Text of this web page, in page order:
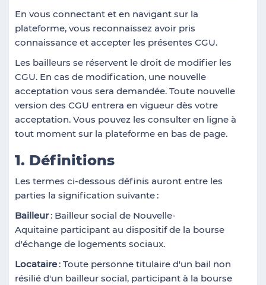
En vous connectant et en navigant sur la
plateforme, vous reconnaissez avoir pris
connaissance et accepter les présentes CGU.
Les bailleurs se réservent le droit de modifier les
CGU. En cas de modification, une nouvelle
acceptation vous sera demandée. Toute nouvelle
version des CGU entrera en vigueur dès votre
acceptation. Vous pouvez les consulter en ligne à
tout moment sur la plateforme en bas de page.
1. Définitions
Les termes ci-dessous définis auront entre les
parties la signification suivante:
Bailleur: Bailleur social de Nouvelle-
Aquitaine participant au dispositif de la bourse
d'échange de logements sociaux.
Locataire: Toute personne titulaire d'un bail non
résilié d'un bailleur social, participant à la bourse